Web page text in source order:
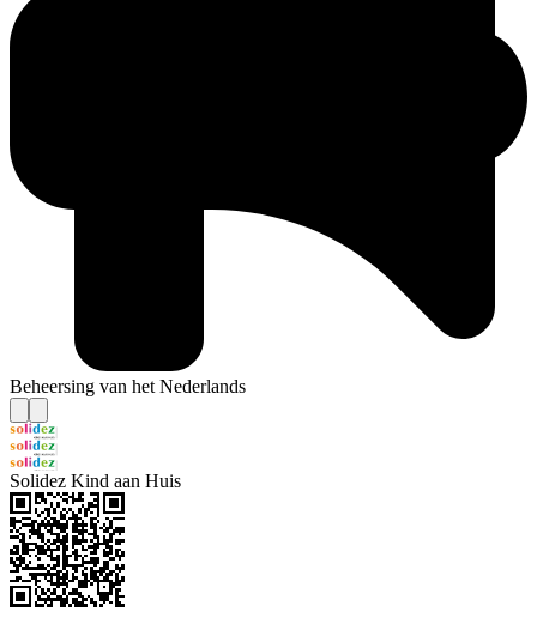
Beheersing van het Nederlands
Solidez Kind aan Huis